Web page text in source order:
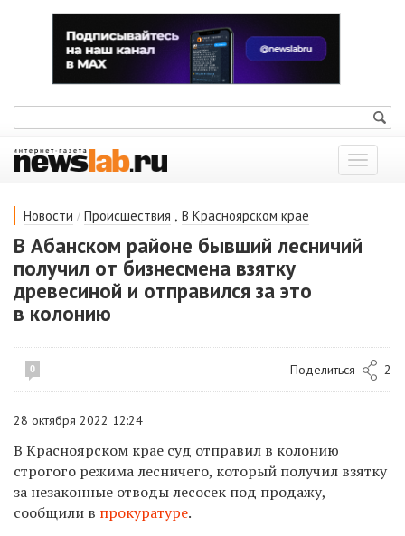
Показать
меню
Новости / Происшествия , В Красноярском крае
В Абанском районе бывший лесничий
получил от бизнесмена взятку
древесиной и отправился за это
в колонию
0 Поделиться 2
28 октября 2022 12:24
В Красноярском крае суд отправил в колонию
строгого режима лесничего, который получил взятку
за незаконные отводы лесосек под продажу,
сообщили в прокуратуре.